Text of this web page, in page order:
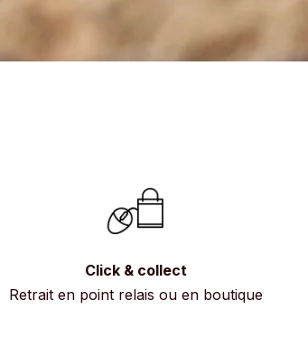
Click & collect
Retrait en point relais ou en boutique